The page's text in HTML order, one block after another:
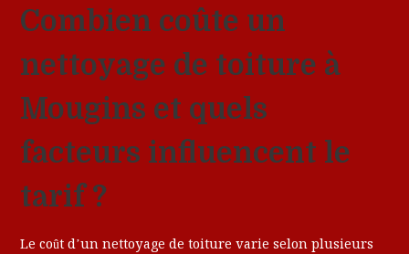
Combien coûte un
nettoyage de toiture à
Mougins et quels
facteurs influencent le
tarif ?
Le coût d’un nettoyage de toiture varie selon plusieurs